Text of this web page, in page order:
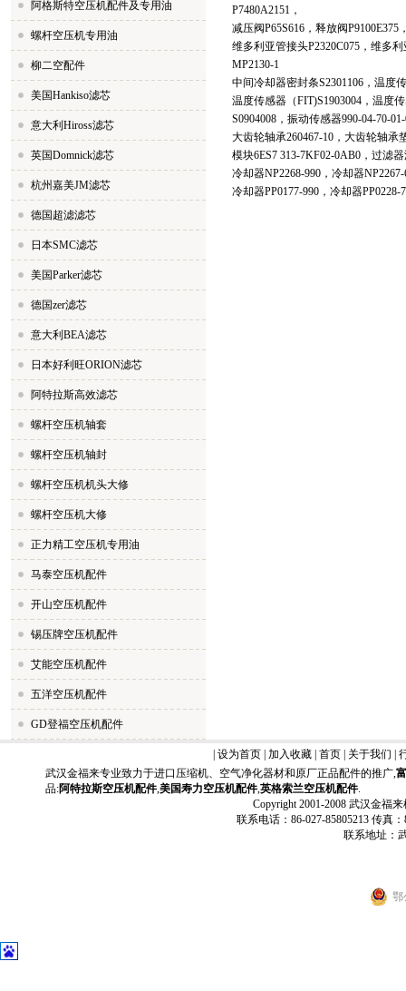
阿格斯特空压机配件及专用油
螺杆空压机专用油
柳二空配件
美国Hankiso滤芯
意大利Hiross滤芯
英国Domnick滤芯
杭州嘉美JM滤芯
德国超滤滤芯
日本SMC滤芯
美国Parker滤芯
德国zer滤芯
意大利BEA滤芯
日本好利旺ORION滤芯
阿特拉斯高效滤芯
螺杆空压机轴套
螺杆空压机轴封
螺杆空压机机头大修
螺杆空压机大修
正力精工空压机专用油
马泰空压机配件
开山空压机配件
锡压牌空压机配件
艾能空压机配件
五洋空压机配件
GD登福空压机配件
P7480A2151，
减压阀P65S616，释放阀
维多利亚管接头P2320C075，维多
MP2130-1
中间冷却器密封条S2301106，温度
温度传感器（FIT)S1903004，温度
S0904008，振动传感器990-04-70-
大齿轮轴承260467-10，大齿轮轴承
模块6ES7 313-7KF02-0AB0，过滤
冷却器NP2268-990，冷却器
冷却器PP0177-990，冷却器
设为首页 加入收藏 首页 关于我们
武汉金福来专业致力于进口压缩机、空气净化器材和原厂正品配件的推广,
品:阿特拉斯空压机配件,美国寿力空压机配件,英格索兰空压机配件.
Copyright 2001-2008 武汉金福
联系电话：86-027-85805213 传真
联系地址：
鄂